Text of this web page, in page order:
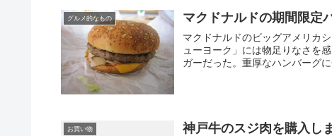
グルメ的なもの マクドナルドの期間限定
マクドナルドのビッグアメリカ
ューヨーク」には物足りなさを
ガーだった。重厚なハンバーグ
お買い物 神戸牛のスジ肉を購入し